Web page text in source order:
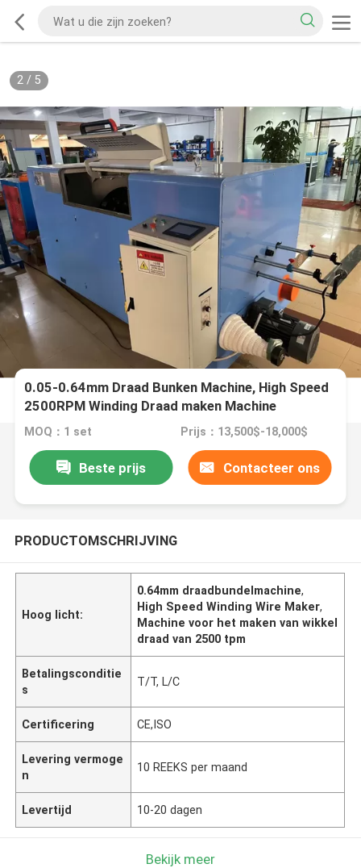
2/ 5
0.05-0.64mm Draad Bunken Machine, High Speed
2500RPM Winding Draad maken Machine
MOQ：1 set Prijs：13,500$-18,000$
Beste prijs Contacteer ons
PRODUCTOMSCHRIJVING
Hoog licht:
0.64mm draadbundelmachine,
High Speed Winding Wire Maker,
Machine voor het maken van wikkel
draad van 2500 tpm
Betalingsconditie
s
T/T, L/C
Certificering CE,ISO
Levering vermoge
n
10 REEKS per maand
Levertijd 10-20 dagen
Bekijk meer